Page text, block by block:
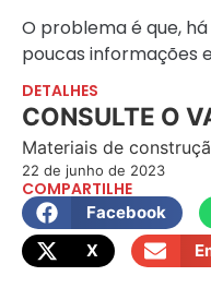
O problema é que,
poucas informações
DETALHES
CONSULTE O
Materiais de
22 de junho de 2023
COMPARTILHE
Facebook
X